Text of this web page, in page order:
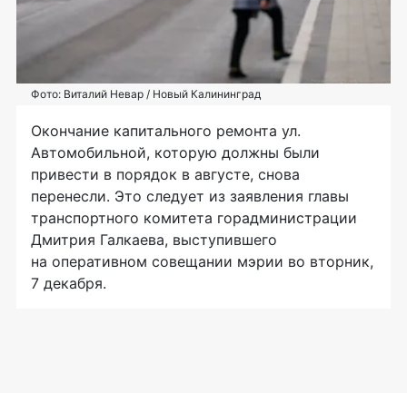
Фото: Виталий Невар / Новый Калининград
Окончание капитального ремонта ул.
Автомобильной, которую должны были
привести в порядок в августе, снова
перенесли. Это следует из заявления главы
транспортного комитета горадминистрации
Дмитрия Галкаева, выступившего
на оперативном совещании мэрии во вторник,
7 декабря.